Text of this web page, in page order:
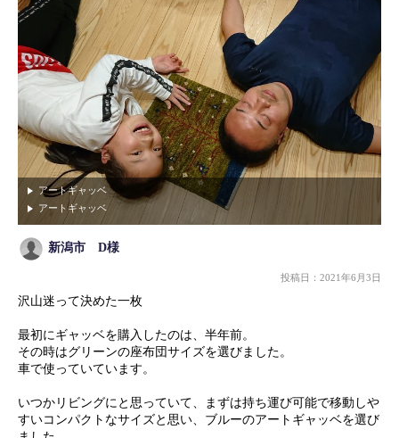
アートギャッベ
アートギャッベ
新潟市 D様
投稿日：2021年6月3日
沢山迷って決めた一枚
最初にギャッベを購入したのは、半年前。
その時はグリーンの座布団サイズを選びました。
車で使っていています。
いつかリビングにと思っていて、まずは持ち運び可能で移動しや
すいコンパクトなサイズと思い、ブルーのアートギャッベを選び